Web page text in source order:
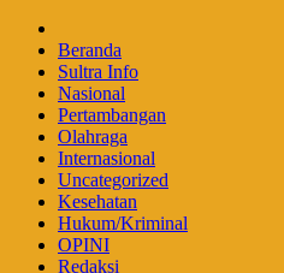
Beranda
Sultra Info
Nasional
Pertambangan
Olahraga
Internasional
Uncategorized
Kesehatan
Hukum/Kriminal
OPINI
Redaksi